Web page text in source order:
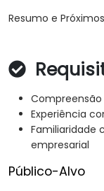
Resumo e
Experiência
Familiaridade
empresarial
Público-Alvo